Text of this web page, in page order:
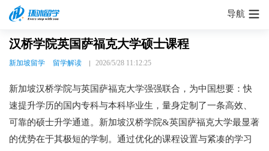
导航
汉桥学院英国萨福克大学硕士课程
新加坡留学 留学解读 2026/5/28 11:12:25
新加坡汉桥学院与英国萨福克大学强强联合，为中国想要：快
速提升学历的国内专科与本科毕业生，量身定制了一条高效、
可靠的硕士升学通道。新加坡汉桥学院&英国萨福克大学最显著
的优势在于其极短的学制。通过优化的课程设置与紧凑的学习